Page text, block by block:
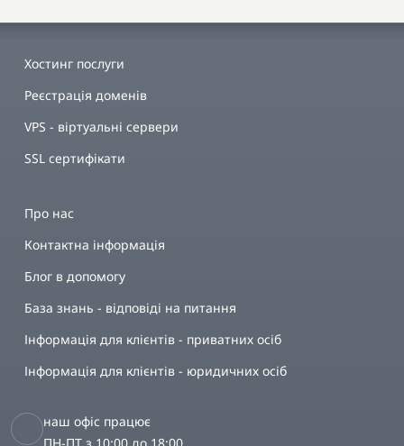
Хостинг послуги
Реєстрація доменів
VPS - віртуальні сервери
SSL сертифікати
Про нас
Контактна інформація
Блог в допомогу
База знань - відповіді на питання
Інформація для клієнтів - приватних осіб
Інформація для клієнтів - юридичних осіб
наш офіс працює